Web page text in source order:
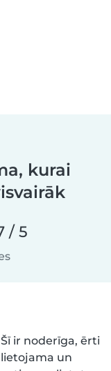
kurai
/ 5
Šī ir noderīga, ērti
lietojama un